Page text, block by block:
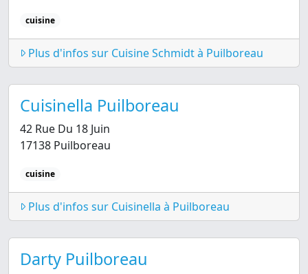
cuisine
Plus d'infos sur Cuisine Schmidt à Puilboreau
Cuisinella Puilboreau
42 Rue Du 18 Juin
17138 Puilboreau
cuisine
Plus d'infos sur Cuisinella à Puilboreau
Darty Puilboreau